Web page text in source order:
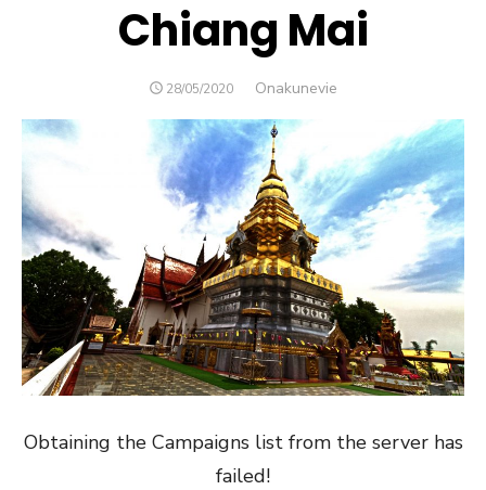
Chiang Mai
POSTED
28/05/2020 Author
Onakunevie
Obtaining the Campaigns list from the server has
failed!